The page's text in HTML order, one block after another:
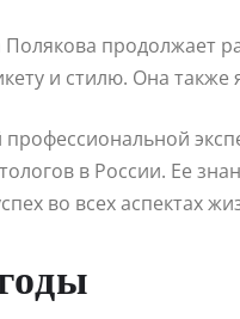
Полякова продолжает
и стилю. Она также
профессиональной
в России. Ее
во всех аспектах